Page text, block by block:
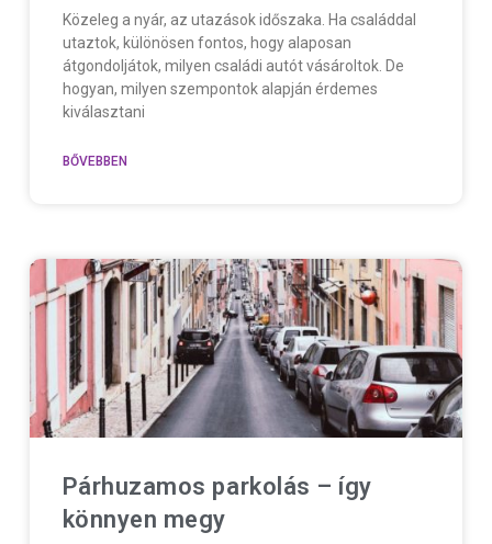
Közeleg a nyár, az utazások időszaka. Ha családdal
utaztok, különösen fontos, hogy alaposan
átgondoljátok, milyen családi autót vásároltok. De
hogyan, milyen szempontok alapján érdemes
kiválasztani
BŐVEBBEN
Párhuzamos parkolás – így
könnyen megy